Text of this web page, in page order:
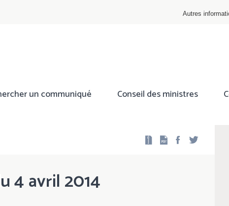
Autres
un communiqué Conseil des ministres
Facebook
4 avril 2014